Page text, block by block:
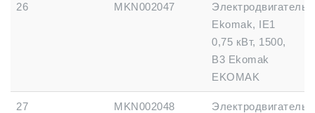
26 MKN002047
Электродвигатель
Ekomak, IE1
0,75 кВт, 1500,
B3 Ekomak
EKOMAK
27 MKN002048
Электродвигатель